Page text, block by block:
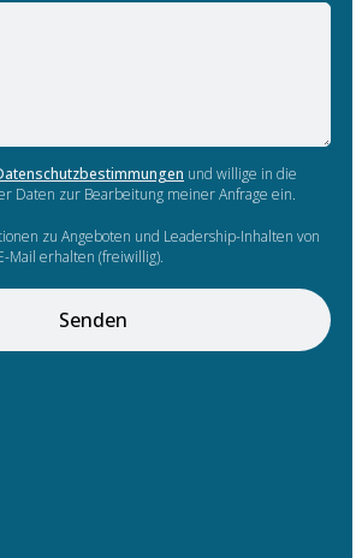
und willige in die
Daten zur Bearbeitung meiner Anfrage ein.
zu Angeboten und Leadership-Inhalten von
Mail erhalten (freiwillig).
Senden